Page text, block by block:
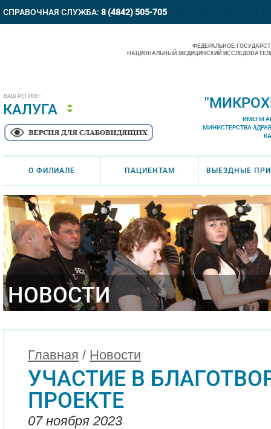
СПРАВОЧНАЯ СЛУЖБА: 8 (4842) 505-705
ВАШ РЕГИОН:
КАЛУГА
ФЕДЕРАЛЬНОЕ
НАЦИОНАЛЬНЫЙ МЕДИЦИНСКИЙ
ИМЕНИ
МИНИСТЕРСТВА
О ФИЛИАЛЕ ПАЦИЕНТАМ ВЫЕЗДНЫЕ
НОВОСТИ
Главная / Новости
УЧАСТИЕ В
ПРОЕКТЕ
07 ноября 2023